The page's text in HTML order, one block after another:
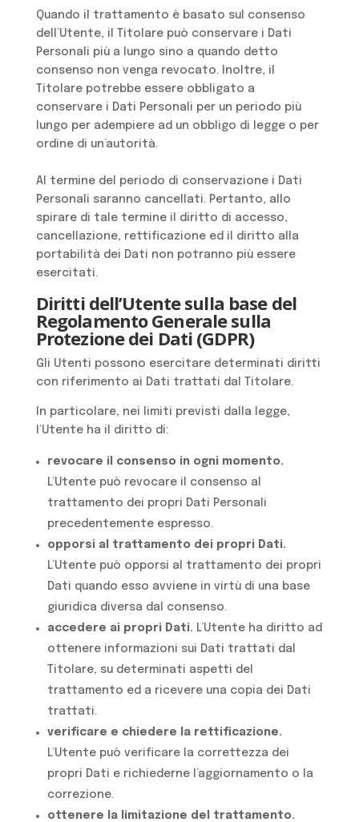
Quando il trattamento è basato sul consenso
dell’Utente, il Titolare può conservare i Dati
Personali più a lungo sino a quando detto
consenso non venga revocato. Inoltre, il
Titolare potrebbe essere obbligato a
conservare i Dati Personali per un periodo più
lungo per adempiere ad un obbligo di legge o per
ordine di un’autorità.
Al termine del periodo di conservazione i Dati
Personali saranno cancellati. Pertanto, allo
spirare di tale termine il diritto di accesso,
cancellazione, rettificazione ed il diritto alla
portabilità dei Dati non potranno più essere
esercitati.
Diritti dell’Utente sulla base del
Regolamento Generale sulla
Protezione dei Dati (GDPR)
Gli Utenti possono esercitare determinati diritti
con riferimento ai Dati trattati dal Titolare.
In particolare, nei limiti previsti dalla legge,
l’Utente ha il diritto di:
revocare il consenso in ogni momento.
L’Utente può revocare il consenso al
trattamento dei propri Dati Personali
precedentemente espresso.
opporsi al trattamento dei propri Dati.
L’Utente può opporsi al trattamento dei propri
Dati quando esso avviene in virtù di una base
giuridica diversa dal consenso.
accedere ai propri Dati. L’Utente ha diritto ad
ottenere informazioni sui Dati trattati dal
Titolare, su determinati aspetti del
trattamento ed a ricevere una copia dei Dati
trattati.
verificare e chiedere la rettificazione.
L’Utente può verificare la correttezza dei
propri Dati e richiederne l’aggiornamento o la
correzione.
ottenere la limitazione del trattamento.